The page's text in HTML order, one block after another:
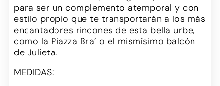
para ser un complemento atemporal y con
estilo propio que te transportarán a los más
encantadores rincones de esta bella urbe,
como la Piazza Bra’ o el mismísimo balcón
de Julieta.
MEDIDAS: